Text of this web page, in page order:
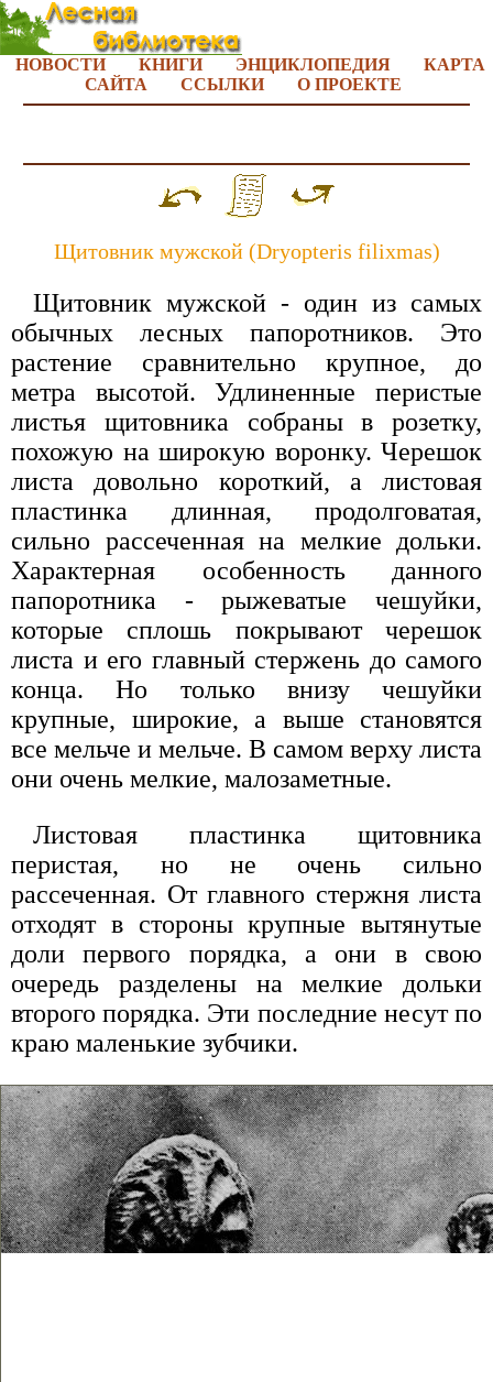
НОВОСТИ КНИГИ ЭНЦИКЛОПЕДИЯ
КАРТА
САЙТА
ССЫЛКИ О ПРОЕКТЕ
Щитовник мужской (Dryopteris filixmas)
Щитовник мужской - один из самых
обычных лесных папоротников. Это
растение сравнительно крупное, до
метра высотой. Удлиненные перистые
листья щитовника собраны в розетку,
похожую на широкую воронку. Черешок
листа довольно короткий, а листовая
пластинка длинная, продолговатая,
сильно рассеченная на мелкие дольки.
Характерная особенность данного
папоротника - рыжеватые чешуйки,
которые сплошь покрывают черешок
листа и его главный стержень до самого
конца. Но только внизу чешуйки
крупные, широкие, а выше становятся
все мельче и мельче. В самом верху листа
они очень мелкие, малозаметные.
Листовая пластинка щитовника
перистая, но не очень сильно
рассеченная. От главного стержня листа
отходят в стороны крупные вытянутые
доли первого порядка, а они в свою
очередь разделены на мелкие дольки
второго порядка. Эти последние несут по
краю маленькие зубчики.